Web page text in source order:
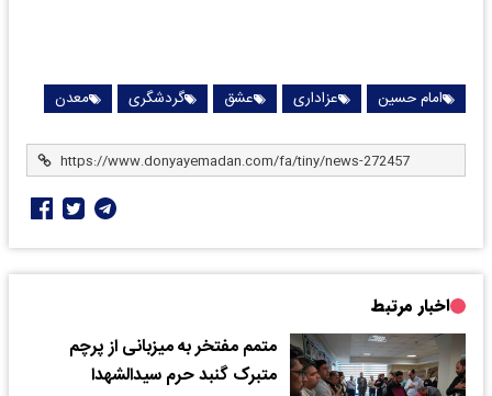
امام حسین عزاداری عشق گردشگری معدن
اخبار مرتبط
متمم مفتخر به میزبانی از پرچم
متبرک گنبد حرم سیدالشهدا